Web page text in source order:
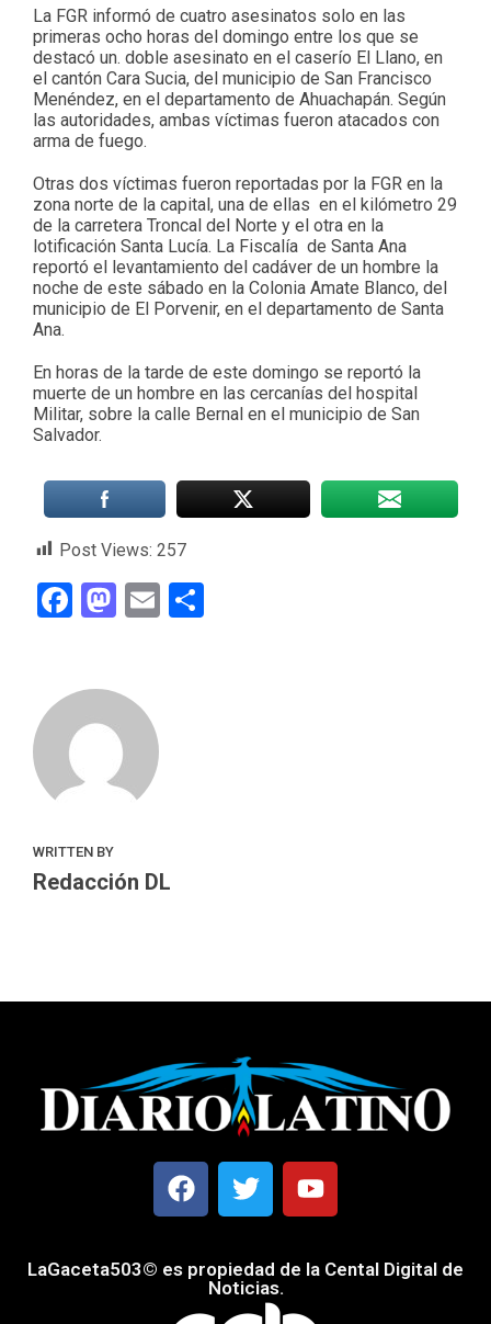
La FGR informó de cuatro asesinatos solo en las
primeras ocho horas del domingo entre los que se
destacó un. doble asesinato en el caserío El Llano, en
el cantón Cara Sucia, del municipio de San Francisco
Menéndez, en el departamento de Ahuachapán. Según
las autoridades, ambas víctimas fueron atacados con
arma de fuego.
Otras dos víctimas fueron reportadas por la FGR en la
zona norte de la capital, una de ellas en el kilómetro 29
de la carretera Troncal del Norte y el otra en la
lotificación Santa Lucía. La Fiscalía de Santa Ana
reportó el levantamiento del cadáver de un hombre la
noche de este sábado en la Colonia Amate Blanco, del
municipio de El Porvenir, en el departamento de Santa
Ana.
En horas de la tarde de este domingo se reportó la
muerte de un hombre en las cercanías del hospital
Militar, sobre la calle Bernal en el municipio de San
Salvador.
Post Views: 257
Facebook
Mastodon
Email
WRITTEN BY
Redacción DL
LaGaceta503© es propiedad de la Cental Digital de
Noticias.